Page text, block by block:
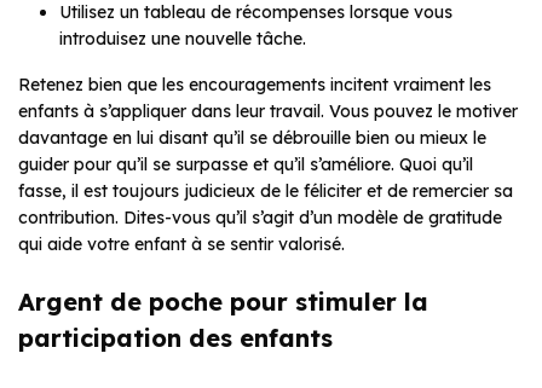
Utilisez un tableau de récompenses lorsque vous
introduisez une nouvelle tâche.
Retenez bien que les encouragements incitent vraiment les
enfants à s’appliquer dans leur travail. Vous pouvez le motiver
davantage en lui disant qu’il se débrouille bien ou mieux le
guider pour qu’il se surpasse et qu’il s’améliore. Quoi qu’il
fasse, il est toujours judicieux de le féliciter et de remercier sa
contribution. Dites-vous qu’il s’agit d’un modèle de gratitude
qui aide votre enfant à se sentir valorisé.
Argent de poche pour stimuler la
participation des enfants